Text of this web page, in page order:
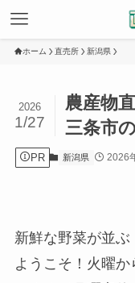
ホーム 直売所 新潟県
農産物
三条市
2026
1/27
PR 新潟県 2026
新鮮な野菜が並
ようこそ！火曜